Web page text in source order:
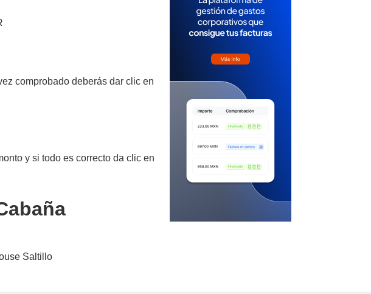
comprobado deberás dar clic en
y si todo es correcto da clic en
Saltillo